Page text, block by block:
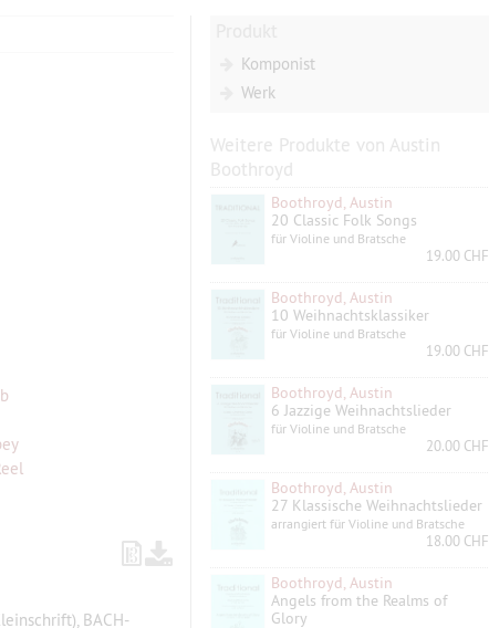
BACH-
Komponist
Werk
Weitere Produkte von Austin
Boothroyd
Boothroyd, Austin
20 Classic Folk Songs
für Violine und Bratsche
19.00 CHF
Boothroyd, Austin
10 Weihnachtsklassiker
für Violine und Bratsche
19.00 CHF
Boothroyd, Austin
6 Jazzige Weihnachtslieder
für Violine und Bratsche
20.00 CHF
Boothroyd, Austin
27 Klassische Weihnachtslieder
arrangiert für Violine und Bratsche
18.00 CHF
Boothroyd, Austin
Angels from the Realms of
Glory